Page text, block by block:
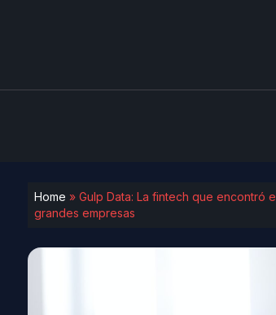
Home » Gulp Data: La fintech que encontró
grandes empresas